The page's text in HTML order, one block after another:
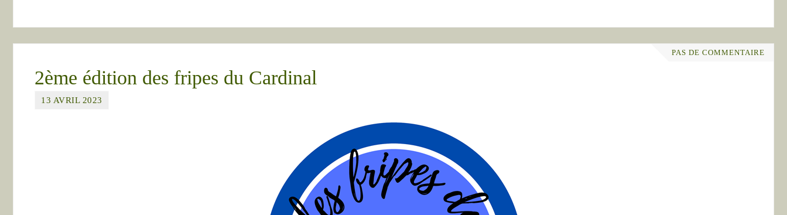
PAS DE COMMENTAIRE
2ème édition des fripes du Cardinal
13 AVRIL 2023